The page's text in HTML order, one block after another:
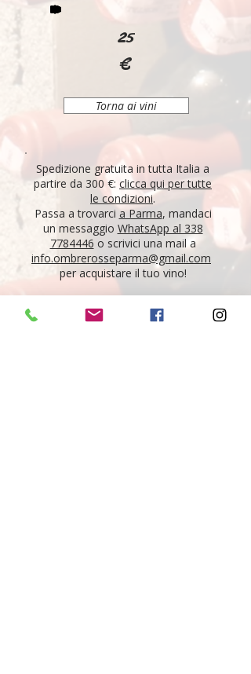
25
€
Torna ai vini
Spedizione gratuita in tutta Italia a
partire da 300 €: clicca qui per tutte
le condizioni.
Passa a trovarci a Parma, mandaci
un messaggio WhatsApp al 338
7784446 o scrivici una mail a
info.ombrerosseparma@gmail.com
per acquistare il tuo vino!
"Tutti i vini della nostra cantina derivano da un
lungo percorso di ricerca, iniziato nel 1995 con